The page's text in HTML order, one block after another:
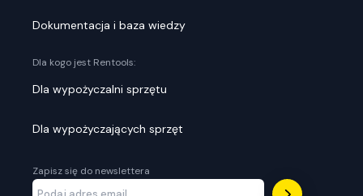
Dokumentacja i baza wiedzy
Dla kogo jest Rentools:
Dla wypożyczalni sprzętu
Dla wypożyczających sprzęt
Zapisz się do newslettera